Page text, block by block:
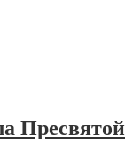
Пресвятой